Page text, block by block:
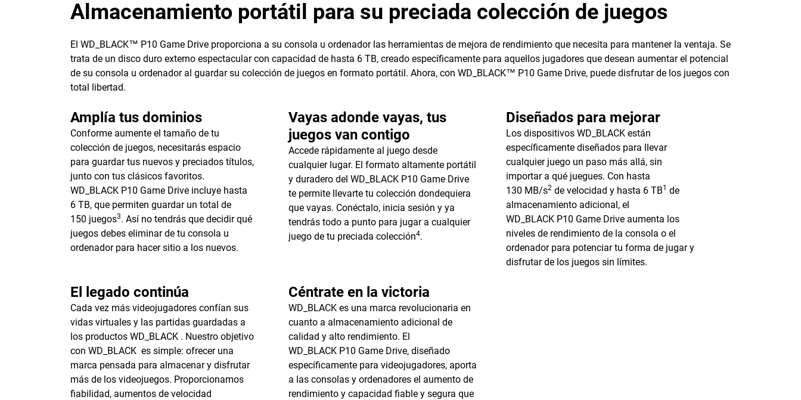
Almacenamiento portátil para su preciada colección de juegos
El WD_BLACK™ P10 Game Drive proporciona a su consola u ordenador las herramientas de mejora de rendimiento que necesita para mantener la ventaja. Se
trata de un disco duro externo espectacular con capacidad de hasta 6 TB, creado específicamente para aquellos jugadores que desean aumentar el potencial
de su consola u ordenador al guardar su colección de juegos en formato portátil. Ahora, con WD_BLACK™ P10 Game Drive, puede disfrutar de los juegos con
total libertad.
Amplía tus dominios
Conforme aumente el tamaño de tu
colección de juegos, necesitarás espacio
para guardar tus nuevos y preciados títulos,
junto con tus clásicos favoritos.
WD_BLACK P10 Game Drive incluye hasta
6 TB, que permiten guardar un total de
150 juegos3. Así no tendrás que decidir qué
juegos debes eliminar de tu consola u
ordenador para hacer sitio a los nuevos.
Vayas adonde vayas, tus
juegos van contigo
Accede rápidamente al juego desde
cualquier lugar. El formato altamente portátil
y duradero del WD_BLACK P10 Game Drive
te permite llevarte tu colección dondequiera
que vayas. Conéctalo, inicia sesión y ya
tendrás todo a punto para jugar a cualquier
juego de tu preciada colección4.
Diseñados para mejorar
Los dispositivos WD_BLACK están
específicamente diseñados para llevar
cualquier juego un paso más allá, sin
importar a qué juegues. Con hasta
130 MB/s2 de velocidad y hasta 6 TB1 de
almacenamiento adicional, el
WD_BLACK P10 Game Drive aumenta los
niveles de rendimiento de la consola o el
ordenador para potenciar tu forma de jugar y
disfrutar de los juegos sin límites.
El legado continúa
Cada vez más videojugadores confían sus
vidas virtuales y las partidas guardadas a
los productos WD_BLACK . Nuestro objetivo
con WD_BLACK es simple: ofrecer una
marca pensada para almacenar y disfrutar
más de los videojuegos. Proporcionamos
fiabilidad, aumentos de velocidad
Céntrate en la victoria
WD_BLACK es una marca revolucionaria en
cuanto a almacenamiento adicional de
calidad y alto rendimiento. El
WD_BLACK P10 Game Drive, diseñado
específicamente para videojugadores, aporta
a las consolas y ordenadores el aumento de
rendimiento y capacidad fiable y segura que